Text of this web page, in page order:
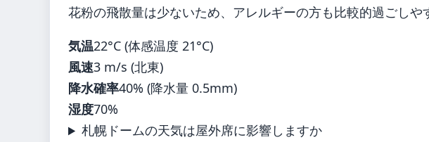
花粉の飛散量は少ないため、アレルギーの方も比較的過ごしや
気温22°C (体感温度 21°C)
風速3 m/s (北東)
降水確率40% (降水量 0.5mm)
湿度70%
札幌ドームの天気は屋外席に影響しますか